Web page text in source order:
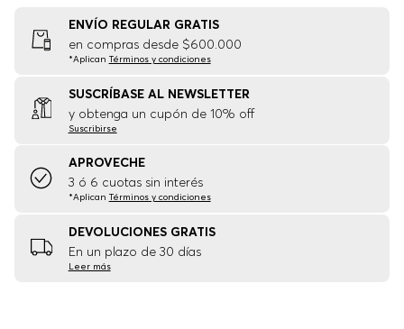
ENVÍO REGULAR GRATIS
en compras desde $600.000
*Aplican Términos y condiciones
SUSCRÍBASE AL NEWSLETTER
y obtenga un cupón de 10% off
Suscribirse
APROVECHE
3 ó 6 cuotas sin interés
*Aplican Términos y condiciones
DEVOLUCIONES GRATIS
En un plazo de 30 días
Leer más